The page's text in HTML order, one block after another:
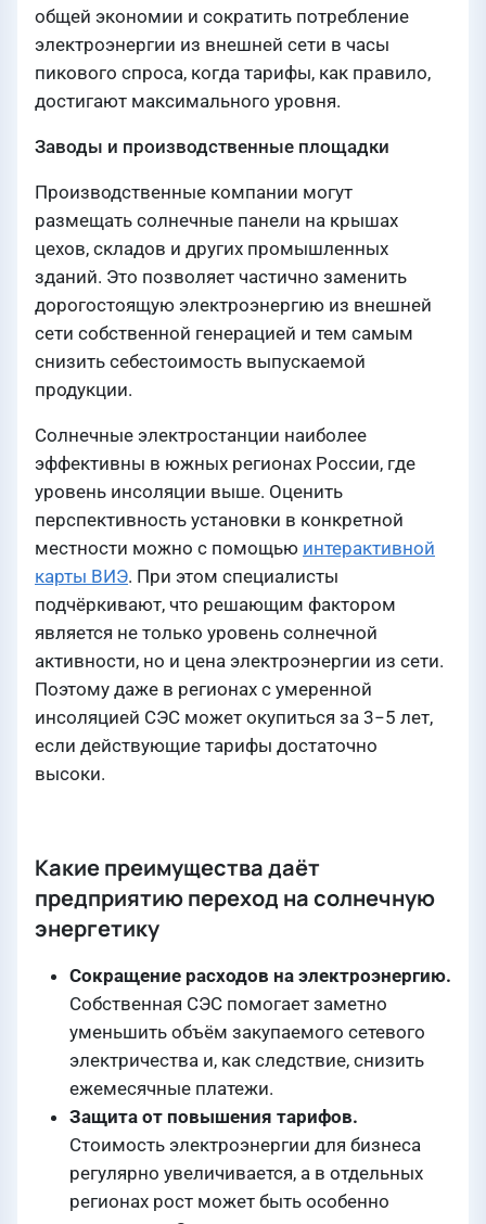
общей экономии и сократить потребление
электроэнергии из внешней сети в часы
пикового спроса, когда тарифы, как правило,
достигают максимального уровня.
Заводы и производственные площадки
Производственные компании могут
размещать солнечные панели на крышах
цехов, складов и других промышленных
зданий. Это позволяет частично заменить
дорогостоящую электроэнергию из внешней
сети собственной генерацией и тем самым
снизить себестоимость выпускаемой
продукции.
Солнечные электростанции наиболее
эффективны в южных регионах России, где
уровень инсоляции выше. Оценить
перспективность установки в конкретной
местности можно с помощью интерактивной
карты ВИЭ. При этом специалисты
подчёркивают, что решающим фактором
является не только уровень солнечной
активности, но и цена электроэнергии из сети.
Поэтому даже в регионах с умеренной
инсоляцией СЭС может окупиться за 3−5 лет,
если действующие тарифы достаточно
высоки.
Какие преимущества даёт
предприятию переход на солнечную
энергетику
Сокращение расходов на электроэнергию.
Собственная СЭС помогает заметно
уменьшить объём закупаемого сетевого
электричества и, как следствие, снизить
ежемесячные платежи.
Защита от повышения тарифов.
Стоимость электроэнергии для бизнеса
регулярно увеличивается, а в отдельных
регионах рост может быть особенно